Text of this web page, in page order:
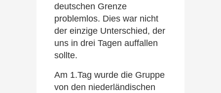
deutschen Grenze
problemlos. Dies war nicht
der einzige Unterschied, der
uns in drei Tagen auffallen
sollte.
Am 1.Tag wurde die Gruppe
von den niederländischen